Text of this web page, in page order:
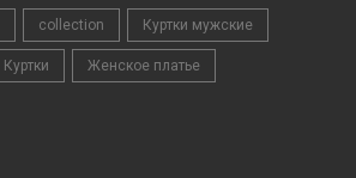
collection Куртки мужские
Куртки Женское платье